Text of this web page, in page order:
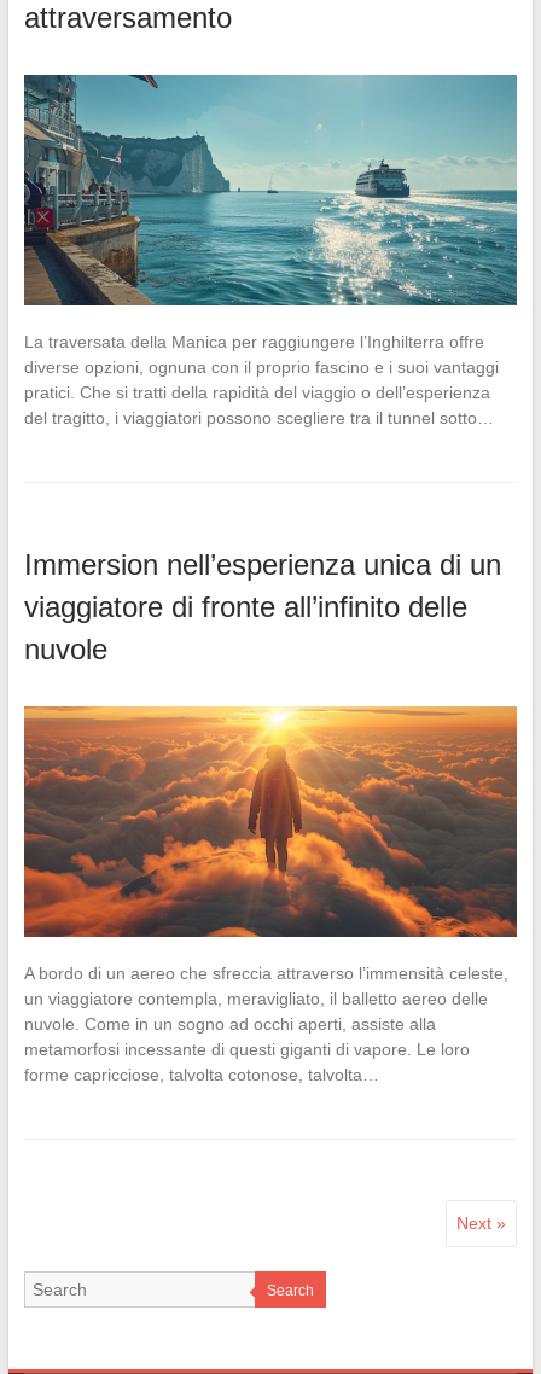
attraversamento
La traversata della Manica per raggiungere l’Inghilterra offre
diverse opzioni, ognuna con il proprio fascino e i suoi vantaggi
pratici. Che si tratti della rapidità del viaggio o dell’esperienza
del tragitto, i viaggiatori possono scegliere tra il tunnel sotto…
Immersion nell’esperienza unica di un
viaggiatore di fronte all’infinito delle
nuvole
A bordo di un aereo che sfreccia attraverso l’immensità celeste,
un viaggiatore contempla, meravigliato, il balletto aereo delle
nuvole. Come in un sogno ad occhi aperti, assiste alla
metamorfosi incessante di questi giganti di vapore. Le loro
forme capricciose, talvolta cotonose, talvolta…
Next »
Search